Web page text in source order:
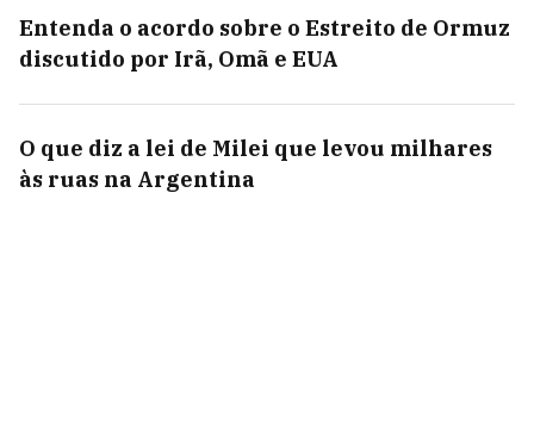
Entenda o acordo sobre o Estreito de Ormuz
discutido por Irã, Omã e EUA
O que diz a lei de Milei que levou milhares
às ruas na Argentina